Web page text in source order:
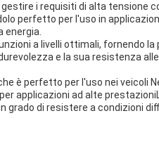
i requisiti di alta tensione
perfetto per l'uso in
energia.
a livelli ottimali, fornendo la
e la sua resistenza
è perfetto per l'uso nei veicoli
applicazioni ad alte
grado di resistere a condizioni